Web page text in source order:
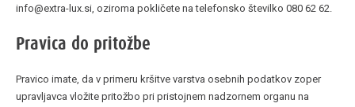
info@extra-lux.si, oziroma pokličete na telefonsko številko 080 62 62.
Pravica do pritožbe
Pravico imate, da v primeru kršitve varstva osebnih podatkov zoper
upravljavca vložite pritožbo pri pristojnem nadzornem organu na